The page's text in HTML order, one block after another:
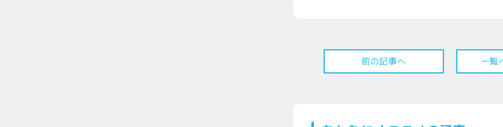
前の記事へ 一覧